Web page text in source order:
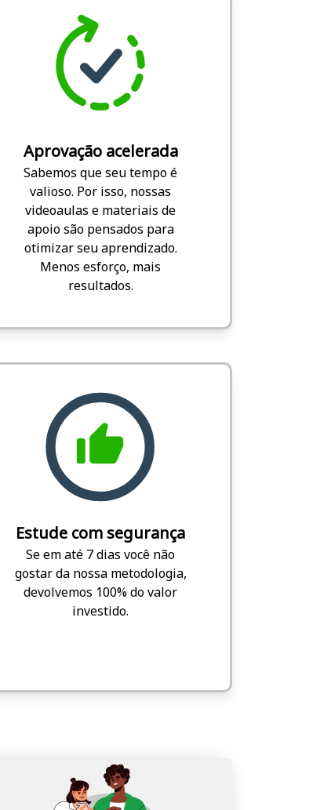
Aprovação acelerada
Sabemos que seu tempo é
valioso. Por isso, nossas
videoaulas e materiais de
apoio são pensados para
otimizar seu aprendizado.
Menos esforço, mais
resultados.
Estude com segurança
Se em até 7 dias você não
gostar da nossa metodologia,
devolvemos 100% do valor
investido.